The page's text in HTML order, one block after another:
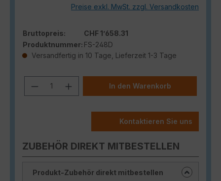
Preise exkl. MwSt. zzgl. Versandkosten
Bruttopreis:
CHF 1’658.31
Produktnummer: FS-248D
Versandfertig in 10 Tage, Lieferzeit 1-3 Tage
Produkt Anzahl: Gib den
In den Warenkorb
Kontaktieren Sie uns
ZUBEHÖR DIREKT MITBESTELLEN
Produkt-Zubehör direkt mitbestellen